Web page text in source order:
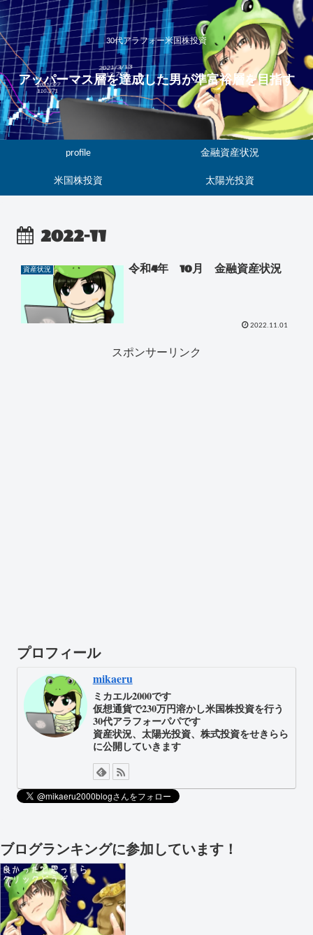
30代アラフォー米国株投資
アッパーマス層を達成した男が準富裕層を目指す
profile 金融資産状況
米国株投資 太陽光投資
2022-11
資産状況 令和4年 10月 金融資産状況
2022.11.01
スポンサーリンク
プロフィール
mikaeru
ミカエル2000です
仮想通貨で230万円溶かし米国株投資を行う
30代アラフォーパパです
資産状況、太陽光投資、株式投資をせきらら
に公開していきます
ブログランキングに参加しています！